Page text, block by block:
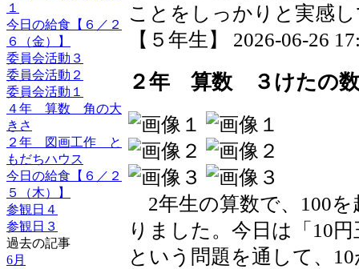
１
今日の給食【６／２
６（金）】
委員会活動３
委員会活動２
委員会活動１
４年 算数 角の大
きさ
２年 図画工作 と
もだちハウス
今日の給食【６／２
５（木）】
参観日４
参観日３
過去の記事
6月
ことをしっかりと実感
【５年生】 2026-06-26
２年 算数 ３けたの数
2年生の算数で、100を
りました。今日は「10
という問題を通して、